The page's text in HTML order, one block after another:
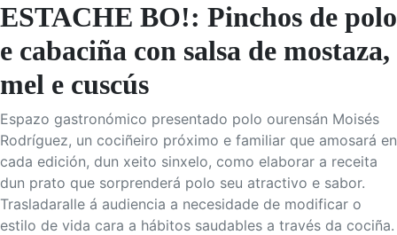
ESTACHE BO!: Pinchos de polo
e cabaciña con salsa de mostaza,
mel e cuscús
Espazo gastronómico presentado polo ourensán Moisés
Rodríguez, un cociñeiro próximo e familiar que amosará en
cada edición, dun xeito sinxelo, como elaborar a receita
dun prato que sorprenderá polo seu atractivo e sabor.
Trasladaralle á audiencia a necesidade de modificar o
estilo de vida cara a hábitos saudables a través da cociña.